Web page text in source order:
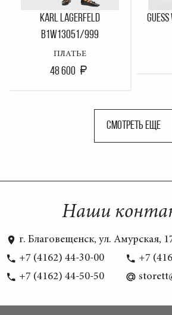
KARL LAGERFELD
B1W13051/999
ПЛАТЬЕ
48 600
СМОТРЕТЬ ЕЩЕ
Наши
г. Благовещенск, ул. Амурская,
+7 (4162) 44-30-00
+7
+7 (4162) 44-50-50